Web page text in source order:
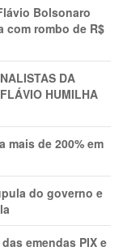
Bolsonaro
com rombo de R$
DA
HUMILHA
mais de 200% em
do governo e
emendas PIX e